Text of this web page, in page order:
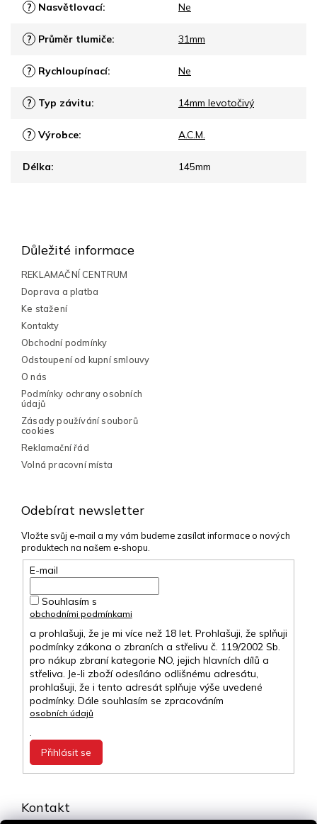
? Nasvětlovací: Ne
? Průměr tlumiče: 31mm
? Rychloupínací: Ne
? Typ závitu: 14mm levotočivý
? Výrobce: A.C.M.
Délka: 145mm
Odebírat newsletter
Vložte svůj e-mail a my vám budeme zasílat informace o nových
produktech na našem e-shopu.
E-mail
Souhlasím s
obchodními podmínkami
a prohlašuji, že je mi více než 18 let. Prohlašuji, že splňuji
podmínky zákona o zbraních a střelivu č. 119/2002 Sb.
pro nákup zbraní kategorie NO, jejich hlavních dílů a
střeliva. Je-li zboží odesíláno odlišnému adresátu,
prohlašuji, že i tento adresát splňuje výše uvedené
podmínky. Dále souhlasím se zpracováním
osobních údajů
.
Přihlásit se
Kontakt
Důležité informace
REKLAMAČNÍ CENTRUM
Doprava a platba
Ke stažení
Kontakty
Obchodní podmínky
Odstoupení od kupní smlouvy
O nás
Podmínky ochrany osobních
údajů
Zásady používání souborů
cookies
Reklamační řád
Volná pracovní místa